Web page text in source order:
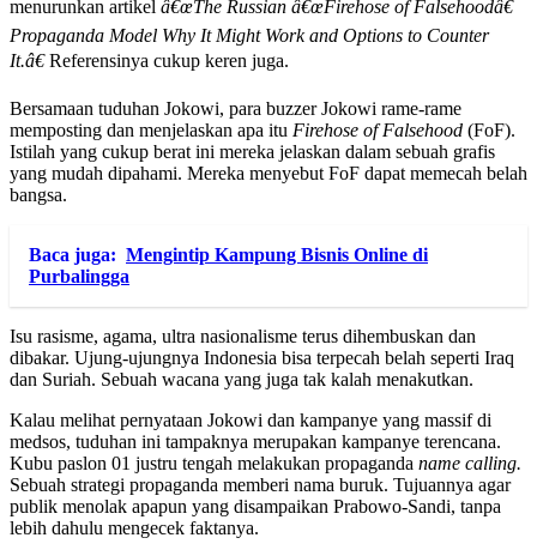
menurunkan artikel â€œThe Russian â€œFirehose of Falsehoodâ€
Propaganda Model Why It Might Work and Options to Counter
It.â€Referensinya cukup keren juga.
Bersamaan tuduhan Jokowi, para buzzer Jokowi rame-rame
memposting dan menjelaskan apa itu Firehose of Falsehood (FoF).
Istilah yang cukup berat ini mereka jelaskan dalam sebuah grafis
yang mudah dipahami. Mereka menyebut FoF dapat memecah belah
bangsa.
Baca juga: Mengintip Kampung Bisnis Online di
Purbalingga
Isu rasisme, agama, ultra nasionalisme terus dihembuskan dan
dibakar. Ujung-ujungnya Indonesia bisa terpecah belah seperti Iraq
dan Suriah. Sebuah wacana yang juga tak kalah menakutkan.
Kalau melihat pernyataan Jokowi dan kampanye yang massif di
medsos, tuduhan ini tampaknya merupakan kampanye terencana.
Kubu paslon 01 justru tengah melakukan propaganda name calling.
Sebuah strategi propaganda memberi nama buruk. Tujuannya agar
publik menolak apapun yang disampaikan Prabowo-Sandi, tanpa
lebih dahulu mengecek faktanya.